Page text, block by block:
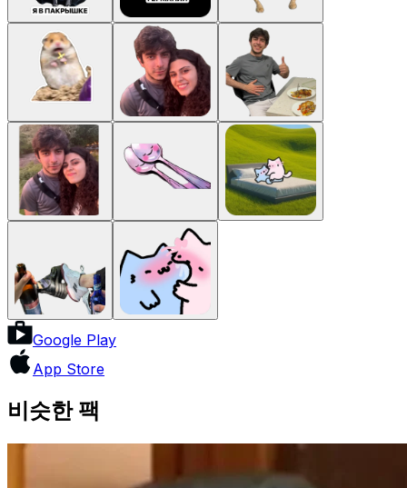
Google Play
App Store
비슷한 팩